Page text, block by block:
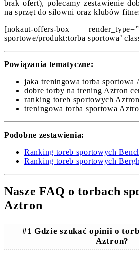
brak ofert), polecamy zestawienie
na sprzęt do siłowni oraz klubów
[nokaut-offers-box
sportowe/produkt:torba sportowa’
Powiązania tematyczne:
jaka treningowa torba sportowa
dobre torby na trening Aztron
ranking toreb sportowych
treningowa torba sportowa
Podobne zestawienia:
Ranking toreb sportowych
Ranking toreb sportowych
Nasze FAQ o torbach
Aztron
#1 Gdzie szukać opinii o
Aztron?